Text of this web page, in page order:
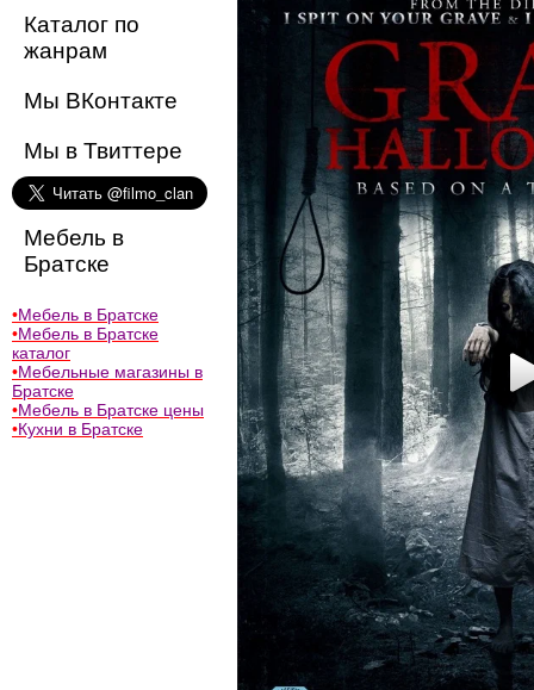
Каталог по
жанрам
Мы ВКонтакте
Мы в Твиттере
Мебель в
Братске
•Мебель в Братске
•Мебель в Братске
каталог
•Мебельные магазины в
Братске
•Мебель в Братске цены
•Кухни в Братске